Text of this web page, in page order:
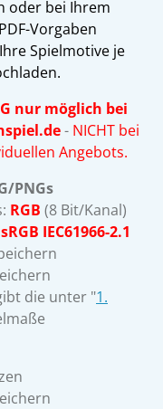
oder bei Ihrem
Vorgaben
Spielmotive je
nur möglich bei
- NICHT bei
Angebots.
PNGs
RGB (8 Bit/Kanal)
sRGB IEC61966-2.1
die unter "1.